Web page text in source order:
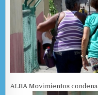
ALBA Movimientos